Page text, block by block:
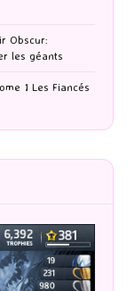
Obscur:
les géants
1 Les Fiancés